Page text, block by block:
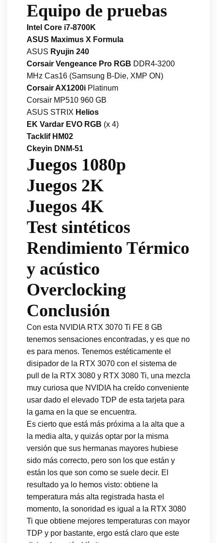
Equipo de pruebas
Intel Core i7-8700K
ASUS Maximus X Formula
ASUS Ryujin 240
Corsair Vengeance Pro RGB DDR4-3200
MHz Cas16 (Samsung B-Die, XMP ON)
Corsair AX1200i Platinum
Corsair MP510 960 GB
ASUS STRIX Helios
EK Vardar EVO RGB (x 4)
Tacklif HM02
Ckeyin DNM-51
Juegos 1080p
Juegos 2K
Juegos 4K
Test sintéticos
Rendimiento Térmico
y acústico
Overclocking
Conclusión
Con esta NVIDIA RTX 3070 Ti FE 8 GB
tenemos sensaciones encontradas, y es que no
es para menos. Tenemos estéticamente el
disipador de la RTX 3070 con el sistema de
pull de la RTX 3080 y RTX 3080 Ti, una mezcla
muy curiosa que NVIDIA ha creído conveniente
usar dado el elevado TDP de esta tarjeta para
la gama en la que se encuentra.
Es cierto que está más próxima a la alta que a
la media alta, y quizás optar por la misma
versión que sus hermanas mayores hubiese
sido más correcto, pero son los que están y
están los que son como se suele decir. El
resultado ya lo hemos visto: obtiene la
temperatura más alta registrada hasta el
momento, la sonoridad es igual a la RTX 3080
Ti que obtiene mejores temperaturas con mayor
TDP y por bastante, ergo está claro que este